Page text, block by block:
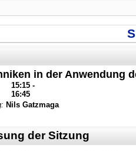
in der Anwendung
15:15 -
16:45
Nils Gatzmaga
der Sitzung